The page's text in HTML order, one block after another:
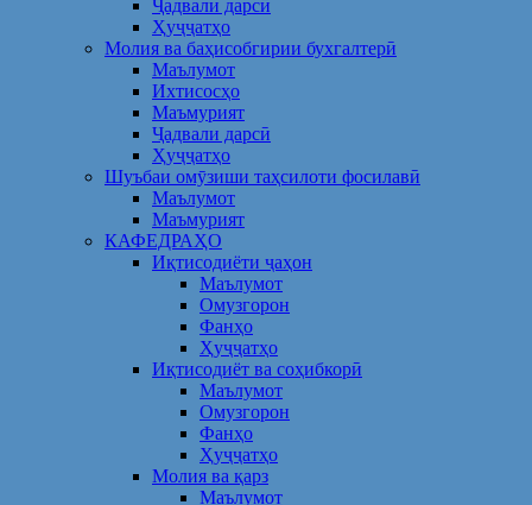
Ҷадвали дарсӣ
Ҳуҷҷатҳо
Молия ва баҳисобгирии бухгалтерӣ
Маълумот
Ихтисосҳо
Маъмурият
Ҷадвали дарсӣ
Ҳуҷҷатҳо
Шуъбаи омӯзиши таҳсилоти фосилавӣ
Маълумот
Маъмурият
КАФЕДРАҲО
Иқтисодиёти ҷаҳон
Маълумот
Омузгорон
Фанҳо
Ҳуҷҷатҳо
Иқтисодиёт ва соҳибкорӣ
Маълумот
Омузгорон
Фанҳо
Ҳуҷҷатҳо
Молия ва қарз
Маълумот